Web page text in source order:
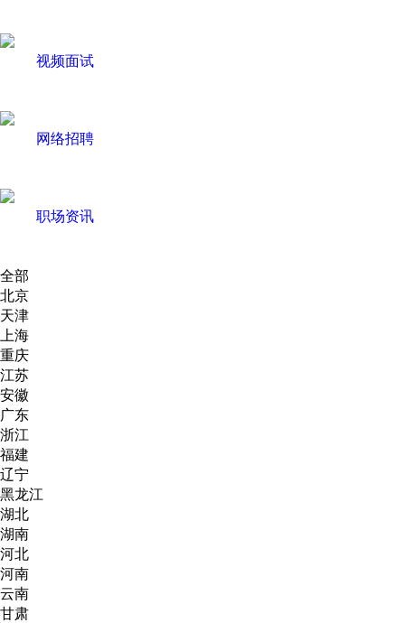
视频面试
网络招聘
职场资讯
全部
北京
天津
上海
重庆
江苏
安徽
广东
浙江
福建
辽宁
黑龙江
湖北
湖南
河北
河南
云南
甘肃